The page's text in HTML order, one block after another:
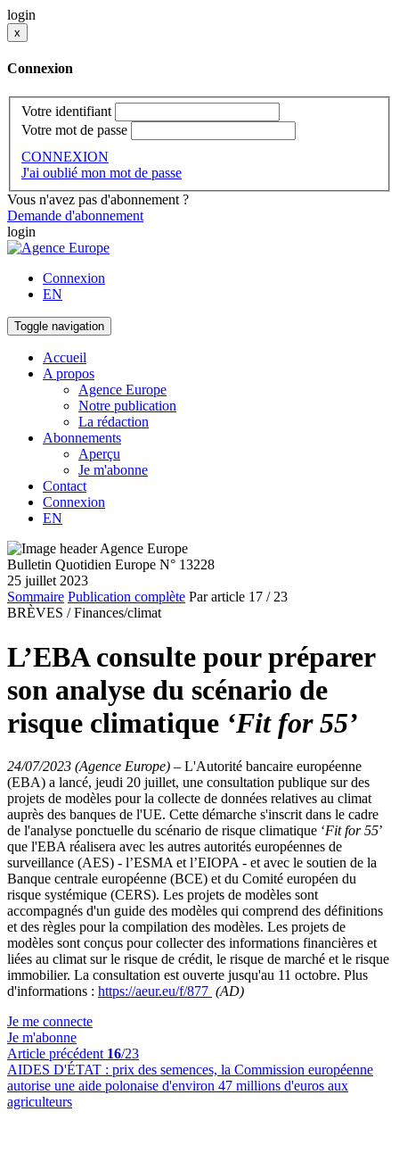
login
x
Connexion
Votre identifiant
Votre mot de passe
CONNEXION
J'ai oublié mon mot de passe
Vous n'avez pas d'abonnement ?
Demande d'abonnement
login
Connexion
EN
Toggle navigation
Accueil
A propos
Agence Europe
Notre publication
La rédaction
Abonnements
Aperçu
Je m'abonne
Contact
Connexion
EN
Bulletin Quotidien Europe N° 13228
25 juillet 2023
Sommaire Publication complète Par article 17 / 23
BRÈVES / Finances/climat
L’EBA consulte pour préparer
son analyse du scénario de
risque climatique ‘Fit for 55’
24/07/2023 (Agence Europe) – L'Autorité bancaire européenne
(EBA) a lancé, jeudi 20 juillet, une consultation publique sur des
projets de modèles pour la collecte de données relatives au climat
auprès des banques de l'UE. Cette démarche s'inscrit dans le cadre
de l'analyse ponctuelle du scénario de risque climatique ‘Fit for 55’
que l'EBA réalisera avec les autres autorités européennes de
surveillance (AES) - l’ESMA et l’EIOPA - et avec le soutien de la
Banque centrale européenne (BCE) et du Comité européen du
risque systémique (CERS). Les projets de modèles sont
accompagnés d'un guide des modèles qui comprend des définitions
et des règles pour la compilation des modèles. Les projets de
modèles sont conçus pour collecter des informations financières et
liées au climat sur le risque de crédit, le risque de marché et le risque
immobilier. La consultation est ouverte jusqu'au 11 octobre. Plus
d'informations : https://aeur.eu/f/877 (AD)
Je me connecte
Je m'abonne
Article précédent 16/23
AIDES D'ÉTAT : prix des semences, la Commission européenne
autorise une aide polonaise d'environ 47 millions d'euros aux
agriculteurs